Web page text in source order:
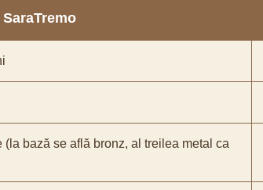
bază se află bronz, al treilea metal ca